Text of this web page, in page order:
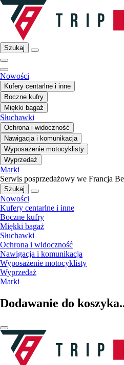
Szukaj
Nowości
Kufery centarlne i inne
Boczne kufry
Miękki bagaż
Słuchawki
Ochrona i widoczność
Nawigacja i komunikacja
Wyposażenie motocyklisty
Wyprzedaż
Marki
Serwis posprzedażowy we Francja
Szukaj
Nowości
Kufery centarlne i inne
Boczne kufry
Miękki bagaż
Słuchawki
Ochrona i widoczność
Nawigacja i komunikacja
Wyposażenie motocyklisty
Wyprzedaż
Marki
Dodawanie do